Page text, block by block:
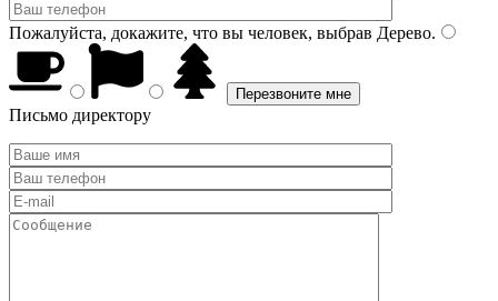
Пожалуйста, докажите, что вы человек, выбрав Дерево.
Письмо директору